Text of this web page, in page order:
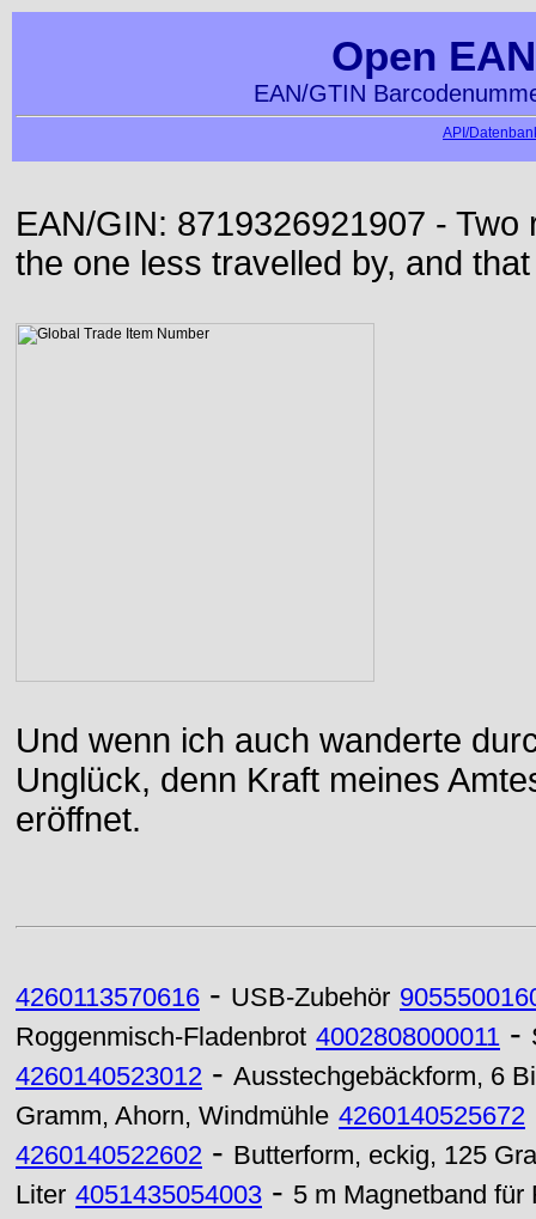
Open
EAN/GTIN
API/
EAN/GIN: 8719326921907 -
the one less travelled by, and
Und wenn ich auch wanderte
Unglück, denn Kraft meines
eröffnet.
4260113570616 - USB-Zubehör
Roggenmisch-Fladenbrot 4002808000011 -
4260140523012 - Ausstechgebäckform, 6
Gramm, Ahorn, Windmühle 4260140525672
4260140522602 - Butterform, eckig, 125
Liter 4051435054003 - 5 m Magnetband für